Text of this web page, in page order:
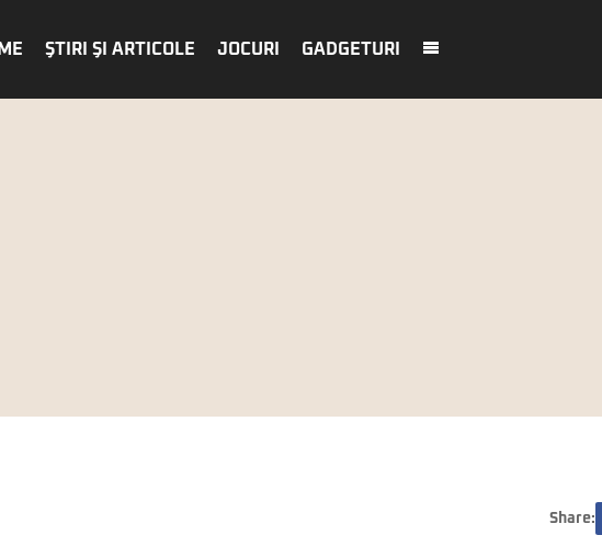
ŞTIRI ŞI ARTICOLE JOCURI GADGETURI
Share: